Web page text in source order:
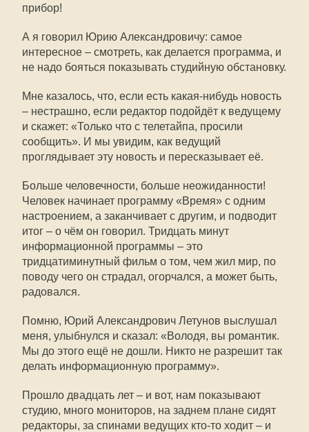
прибор!
А я говорил Юрию Александровичу: самое
интересное – смотреть, как делается программа, и
не надо бояться показывать студийную обстановку.
Мне казалось, что, если есть какая-нибудь новость
– нестрашно, если редактор подойдёт к ведущему
и скажет: «Только что с телетайпа, просили
сообщить». И мы увидим, как ведущий
проглядывает эту новость и пересказывает её.
Больше человечности, больше неожиданности!
Человек начинает программу «Время» с одним
настроением, а заканчивает с другим, и подводит
итог – о чём он говорил. Тридцать минут
информационной программы – это
тридцатиминутный фильм о том, чем жил мир, по
поводу чего он страдал, огорчался, а может быть,
радовался.
Помню, Юрий Александрович Летунов выслушал
меня, улыбнулся и сказал: «Володя, вы романтик.
Мы до этого ещё не дошли. Никто не разрешит так
делать информационную программу».
Прошло двадцать лет – и вот, нам показывают
студию, много мониторов, на заднем плане сидят
редакторы, за спинами ведущих кто-то ходит – и